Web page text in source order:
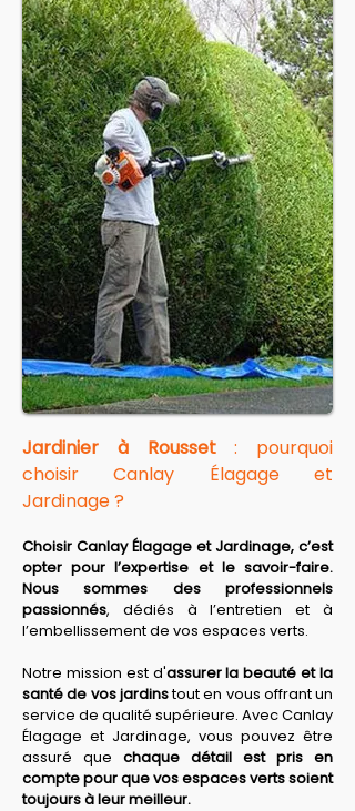
Jardinier à Rousset : pourquoi
choisir Canlay Élagage et
Jardinage ?
Choisir Canlay Élagage et Jardinage, c’est
opter pour l’expertise et le savoir-faire.
Nous sommes des professionnels
passionnés, dédiés à l’entretien et à
l’embellissement de vos espaces verts.
Notre mission est d'assurer la beauté et la
santé de vos jardins tout en vous offrant un
service de qualité supérieure. Avec Canlay
Élagage et Jardinage, vous pouvez être
assuré que chaque détail est pris en
compte pour que vos espaces verts soient
toujours à leur meilleur.